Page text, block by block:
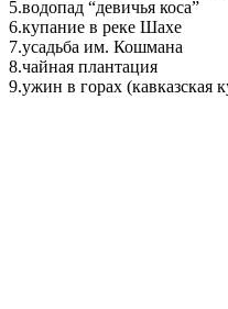
5.водопад “девичья коса”
6.купание в реке Шахе
7.усадьба им. Кошмана
8.чайная плантация
9.ужин в горах (кавказская